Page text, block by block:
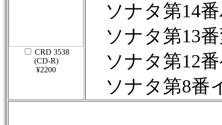
CRD 3538
(CD-R)
¥2200
ソナタ第14番
ソナタ第13番
ソナタ第12番
ソナタ第8番